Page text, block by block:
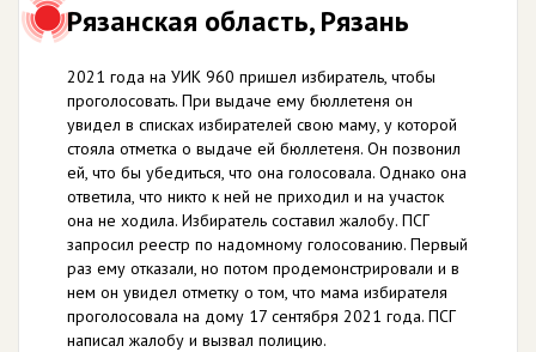
Рязанская область, Рязань
2021 года на УИК 960 пришел избиратель, чтобы
проголосовать. При выдаче ему бюллетеня он
увидел в списках избирателей свою маму, у которой
стояла отметка о выдаче ей бюллетеня. Он позвонил
ей, что бы убедиться, что она голосовала. Однако она
ответила, что никто к ней не приходил и на участок
она не ходила. Избиратель составил жалобу. ПСГ
запросил реестр по надомному голосованию. Первый
раз ему отказали, но потом продемонстрировали и в
нем он увидел отметку о том, что мама избирателя
проголосовала на дому 17 сентября 2021 года. ПСГ
написал жалобу и вызвал полицию.